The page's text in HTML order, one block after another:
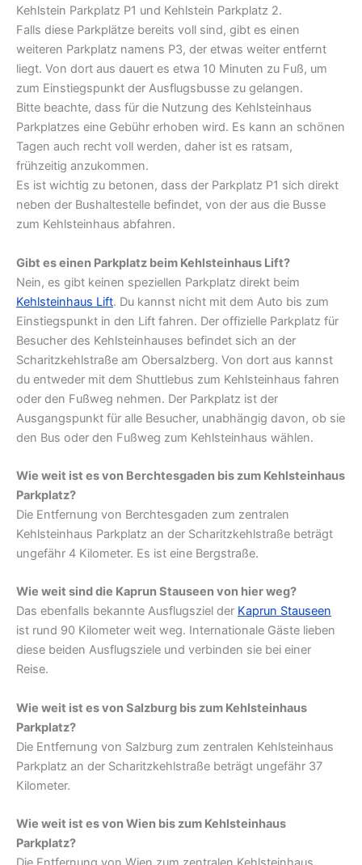
Kehlstein Parkplatz P1 und Kehlstein Parkplatz 2.
Falls diese Parkplätze bereits voll sind, gibt es einen
weiteren Parkplatz namens P3, der etwas weiter entfernt
liegt. Von dort aus dauert es etwa 10 Minuten zu Fuß, um
zum Einstiegspunkt der Ausflugsbusse zu gelangen.
Bitte beachte, dass für die Nutzung des Kehlsteinhaus
Parkplatzes eine Gebühr erhoben wird. Es kann an schönen
Tagen auch recht voll werden, daher ist es ratsam,
frühzeitig anzukommen.
Es ist wichtig zu betonen, dass der Parkplatz P1 sich direkt
neben der Bushaltestelle befindet, von der aus die Busse
zum Kehlsteinhaus abfahren.
Gibt es einen Parkplatz beim Kehlsteinhaus Lift?
Nein, es gibt keinen speziellen Parkplatz direkt beim
Kehlsteinhaus Lift. Du kannst nicht mit dem Auto bis zum
Einstiegspunkt in den Lift fahren. Der offizielle Parkplatz für
Besucher des Kehlsteinhauses befindet sich an der
Scharitzkehlstraße am Obersalzberg. Von dort aus kannst
du entweder mit dem Shuttlebus zum Kehlsteinhaus fahren
oder den Fußweg nehmen. Der Parkplatz ist der
Ausgangspunkt für alle Besucher, unabhängig davon, ob sie
den Bus oder den Fußweg zum Kehlsteinhaus wählen.
Wie weit ist es von Berchtesgaden bis zum Kehlsteinhaus
Parkplatz?
Die Entfernung von Berchtesgaden zum zentralen
Kehlsteinhaus Parkplatz an der Scharitzkehlstraße beträgt
ungefähr 4 Kilometer. Es ist eine Bergstraße.
Wie weit sind die Kaprun Stauseen von hier weg?
Das ebenfalls bekannte Ausflugsziel der Kaprun Stauseen
ist rund 90 Kilometer weit weg. Internationale Gäste lieben
diese beiden Ausflugsziele und verbinden sie bei einer
Reise.
Wie weit ist es von Salzburg bis zum Kehlsteinhaus
Parkplatz?
Die Entfernung von Salzburg zum zentralen Kehlsteinhaus
Parkplatz an der Scharitzkehlstraße beträgt ungefähr 37
Kilometer.
Wie weit ist es von Wien bis zum Kehlsteinhaus
Parkplatz?